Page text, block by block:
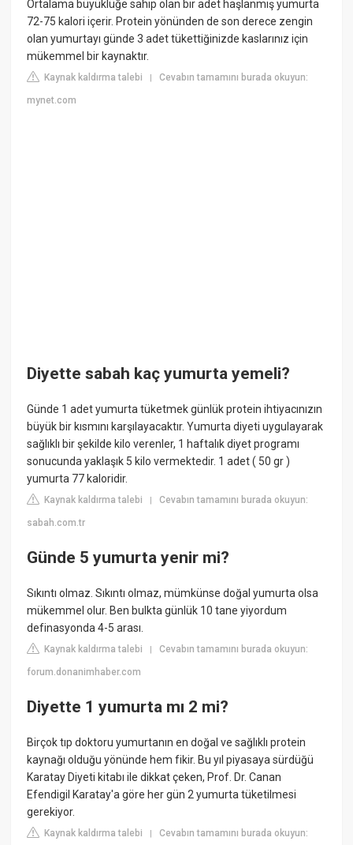
Ortalama büyüklüğe sahip olan bir adet haşlanmış yumurta
72-75 kalori içerir. Protein yönünden de son derece zengin
olan yumurtayı günde 3 adet tükettiğinizde kaslarınız için
mükemmel bir kaynaktır.
Kaynak kaldırma talebi |Cevabın tamamını burada okuyun:
mynet.com
Diyette sabah kaç yumurta yemeli?
Günde 1 adet yumurta tüketmek günlük protein ihtiyacınızın
büyük bir kısmını karşılayacaktır. Yumurta diyeti uygulayarak
sağlıklı bir şekilde kilo verenler, 1 haftalık diyet programı
sonucunda yaklaşık 5 kilo vermektedir. 1 adet ( 50 gr )
yumurta 77 kaloridir.
Kaynak kaldırma talebi |Cevabın tamamını burada okuyun:
sabah.com.tr
Günde 5 yumurta yenir mi?
Sıkıntı olmaz. Sıkıntı olmaz, mümkünse doğal yumurta olsa
mükemmel olur. Ben bulkta günlük 10 tane yiyordum
definasyonda 4-5 arası.
Kaynak kaldırma talebi |Cevabın tamamını burada okuyun:
forum.donanimhaber.com
Diyette 1 yumurta mı 2 mi?
Birçok tıp doktoru yumurtanın en doğal ve sağlıklı protein
kaynağı olduğu yönünde hem fikir. Bu yıl piyasaya sürdüğü
Karatay Diyeti kitabı ile dikkat çeken, Prof. Dr. Canan
Efendigil Karatay'a göre her gün 2 yumurta tüketilmesi
gerekiyor.
Kaynak kaldırma talebi |Cevabın tamamını burada okuyun: